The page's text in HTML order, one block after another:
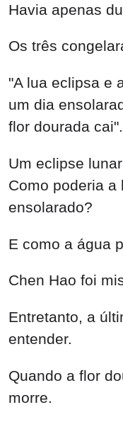
Havia apenas
Os três
"A lua eclipsa e
um dia
flor dourada cai".